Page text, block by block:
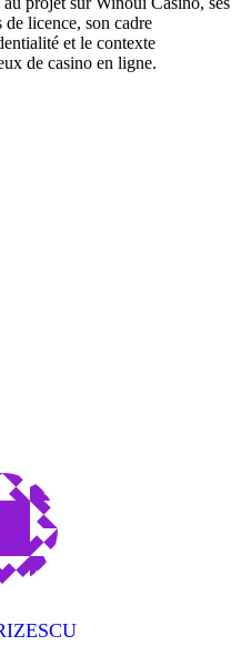
de licence, son cadre
et le contexte
de casino en ligne.